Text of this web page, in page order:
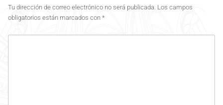
Tu dirección de correo electrónico no será publicada. Los campos
obligatorios están marcados con *